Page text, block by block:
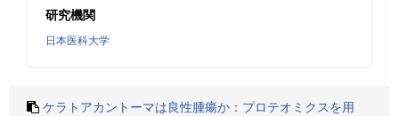
研究機関
日本医科大学
ケラトアカントーマは良性腫瘍か：プロテオミクスを用